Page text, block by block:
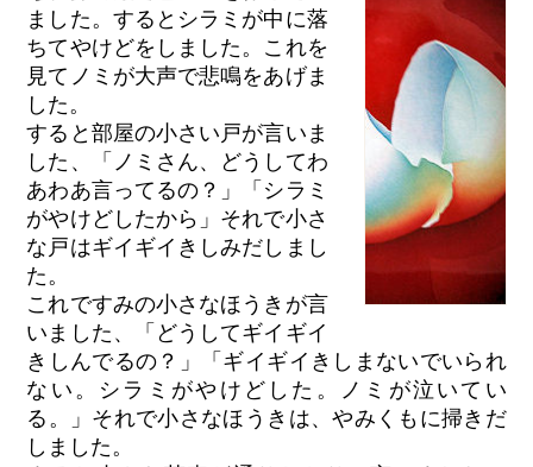
ました。するとシラミが中に落
ちてやけどをしました。これを
見てノミが大声で悲鳴をあげま
した。
すると部屋の小さい戸が言いま
した、「ノミさん、どうしてわ
あわあ言ってるの？」「シラミ
がやけどしたから」それで小さ
な戸はギイギイきしみだしまし
た。
これですみの小さなほうきが言
いました、「どうしてギイギイ
きしんでるの？」「ギイギイきしまないでいられ
ない。シラミがやけどした。ノミが泣いてい
る。」それで小さなほうきは、やみくもに掃きだ
しました。